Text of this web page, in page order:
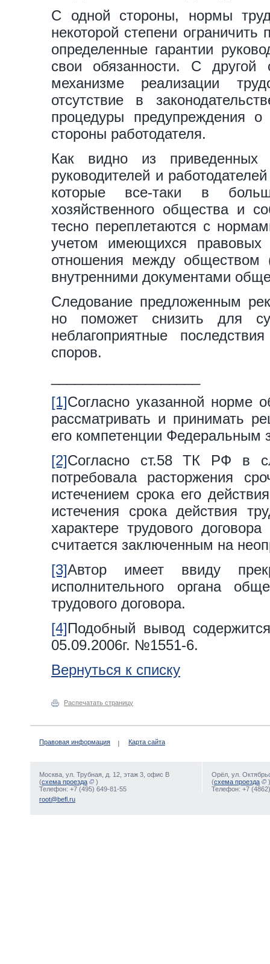
С одной стороны, нормы
некоторой степени ограничить
определенные гарантии
свои обязанности. С
механизме реализации
отсутствие в
процедуры предупреждения
стороны работодателя.
Как видно из приведенных
руководителей и
которые все-таки в
хозяйственного общества и
тесно переплетаются с
учетом имеющихся правовых
отношения между обществом
внутренними документами
Следование предложенным
но поможет снизить для
неблагоприятные
споров.
[1]Согласно указанной норме
рассматривать и принимать
его компетенции Федеральным
[2]Согласно ст.58 ТК РФ в
потребовала расторжения
истечением срока его
истечения срока действия
характере трудового
считается заключенным на
[3]Автор имеет ввиду
исполнительного органа
трудового договора.
[4]Подобный вывод
05.09.2006г. №1551-6.
Вернуться к списку
Распечатать страницу
Правовая информация Карта сайта
Москва, ул. Трубная, д. 12, этаж 3, офис В
(схема проезда
)
Телефон: +7 (495) 649-81-55
Орёл, ул.
(схема проезда
)
Телефон: +7
root@befl.ru